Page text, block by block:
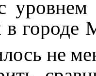
в городе
не